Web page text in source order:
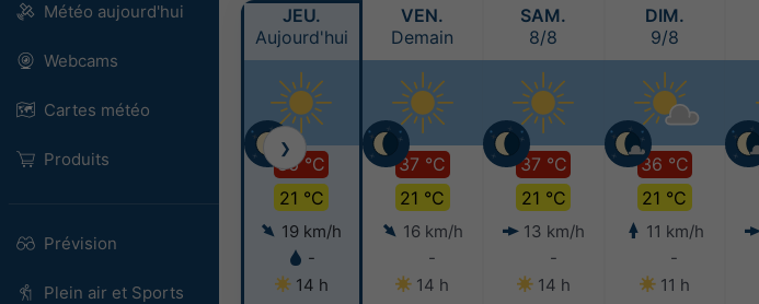
Météo aujourd'hui
Webcams
Cartes météo
Produits
Prévision
Plein air et Sports
JEU.
Aujourd'hui
36 °C
21 °C
19 km/h
-
14 h
VEN.
Demain
37 °C
21 °C
16 km/h
-
14 h
SAM.
8/8
37 °C
21 °C
13 km/h
-
14 h
DIM.
9/8
36 °C
21 °C
11 km/h
-
11 h
❯